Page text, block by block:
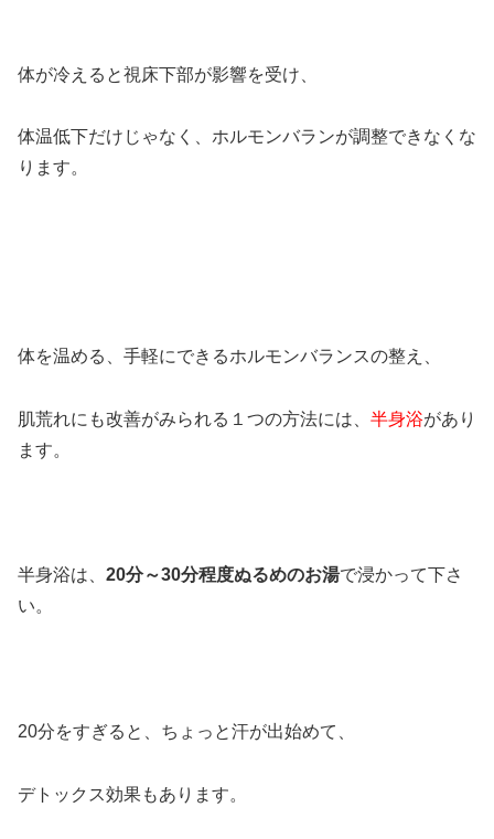
体が冷えると視床下部が影響を受け、
体温低下だけじゃなく、ホルモンバランが調整できなくな
ります。
体を温める、手軽にできるホルモンバランスの整え、
肌荒れにも改善がみられる１つの方法には、 半身浴があり
ます。
半身浴は、 20分～30分程度ぬるめのお湯で浸かって下さ
い。
20分をすぎると、ちょっと汗が出始めて、
デトックス効果もあります。